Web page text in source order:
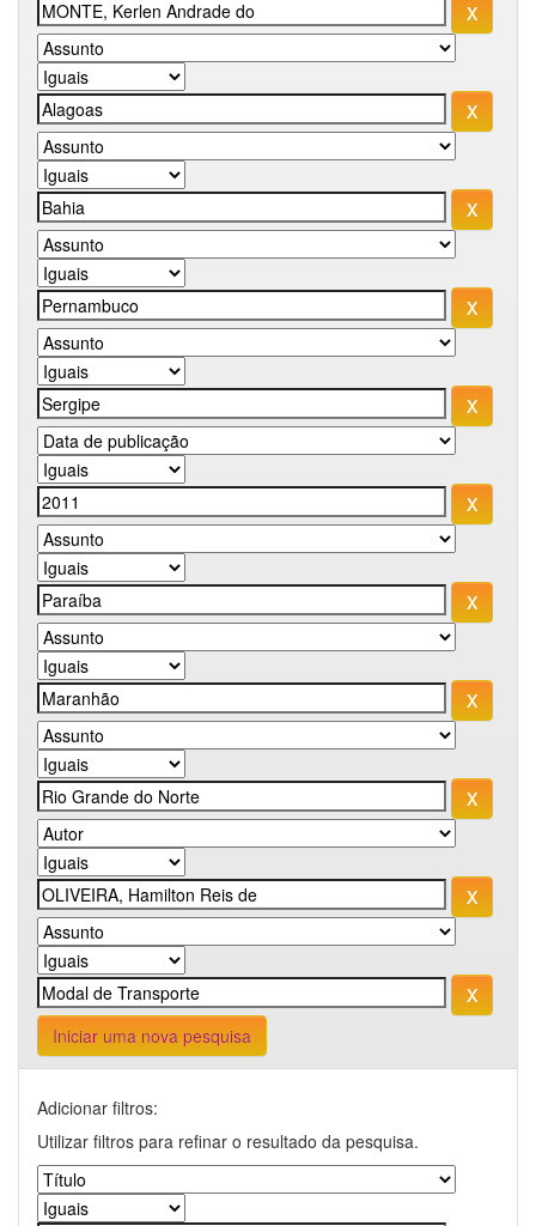
Iniciar uma nova pesquisa
Adicionar filtros:
Utilizar filtros para refinar o resultado da pesquisa.